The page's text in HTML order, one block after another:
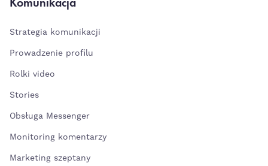
Strategia komunikacji
Prowadzenie profilu
Rolki video
Stories
Obsługa Messenger
Monitoring komentarzy
Marketing szeptany